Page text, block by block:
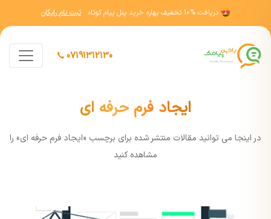
دریافت 10% تخفیف بهاره خرید پنل پیام کوتاه ثبت نام رایگان
07191312130
ایجاد فرم حرفه ای
در اينجا مي توانيد مقالات منتشر شده برای برچسب «ایجاد فرم حرفه ای» را
مشاهده کنيد